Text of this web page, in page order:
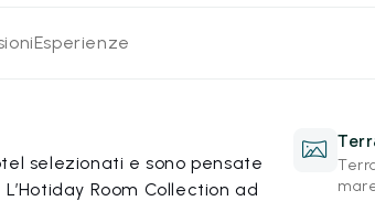
Esperienze
selezionati e sono pensate
Room Collection ad